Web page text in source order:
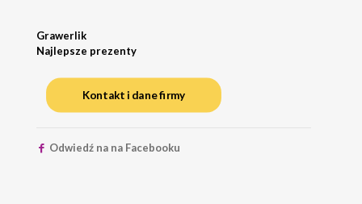
Grawerlik
Najlepsze prezenty
Kontakt i dane firmy
Odwiedź na na Facebooku